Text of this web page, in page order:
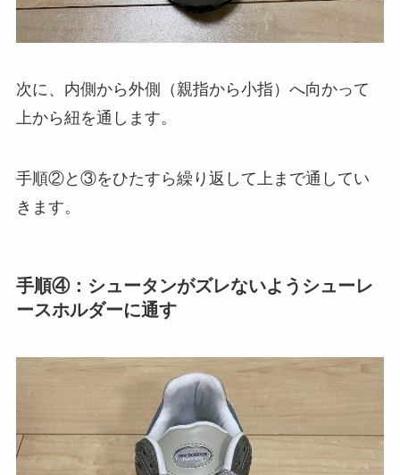
次に、内側から外側（親指から小指）へ向かって
上から紐を通します。
手順②と③をひたすら繰り返して上まで通してい
きます。
手順④：シュータンがズレないようシューレ
ースホルダーに通す